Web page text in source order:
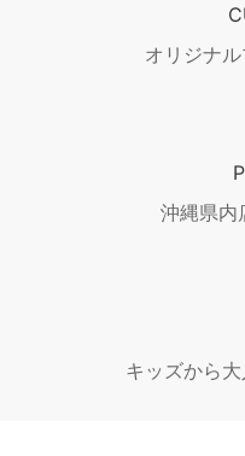
オリジナ
沖縄県内
キッズから